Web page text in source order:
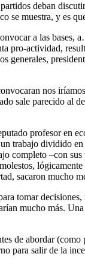
deban
se muestra, y es
a las
pro-actividad,
nos
sale parecido al
profesor en
trabajo dividido
completo –con
sacaron mucho
tomar
mucho más.
de abordar
para salir de la